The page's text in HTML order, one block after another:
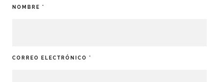
NOMBRE *
CORREO ELECTRÓNICO *